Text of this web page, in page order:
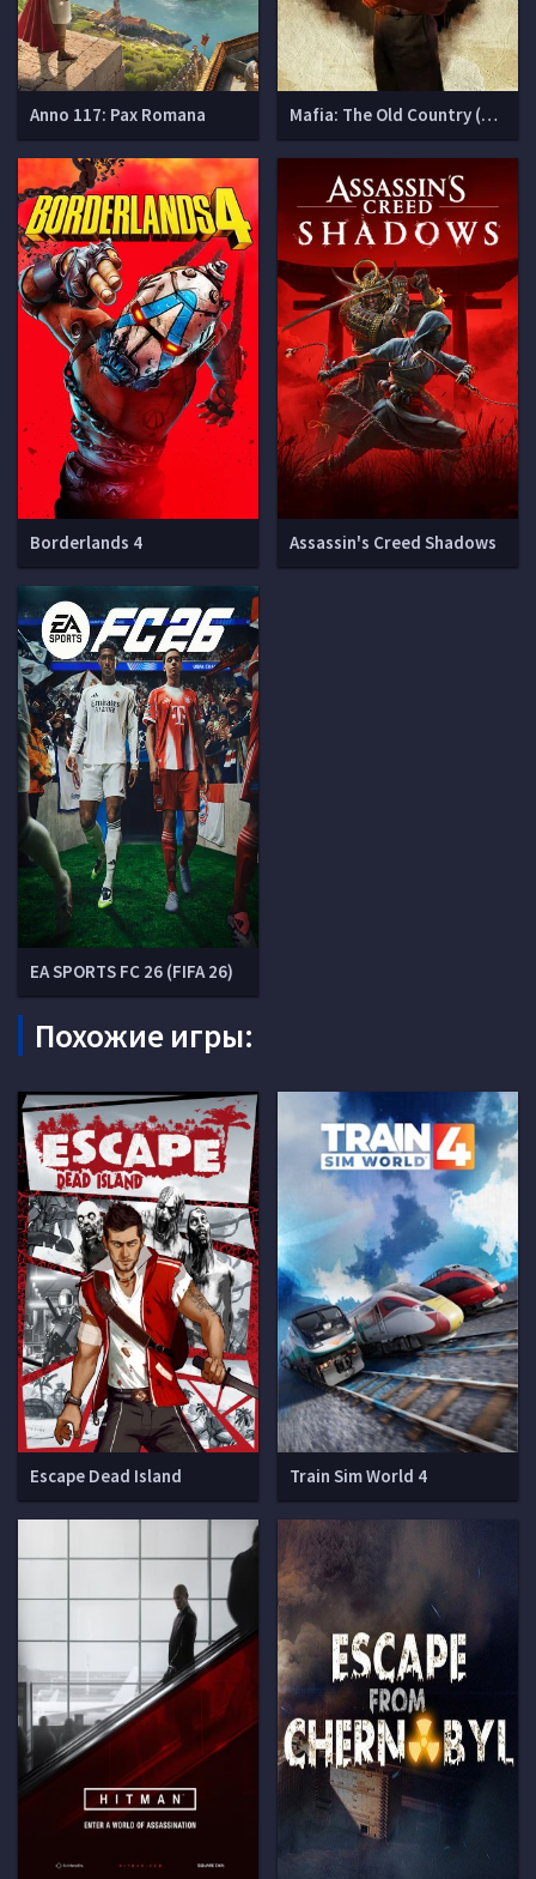
Anno 117: Pax Romana Mafia: The Old Country (Мафия 4)
Borderlands 4 Assassin's Creed Shadows
EA SPORTS FC 26 (FIFA 26)
Похожие игры:
Escape Dead Island Train Sim World 4